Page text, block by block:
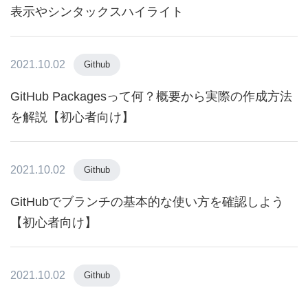
表示やシンタックスハイライト
2021.10.02 Github
GitHub Packagesって何？概要から実際の作成方法
を解説【初心者向け】
2021.10.02 Github
GitHubでブランチの基本的な使い方を確認しよう
【初心者向け】
2021.10.02 Github